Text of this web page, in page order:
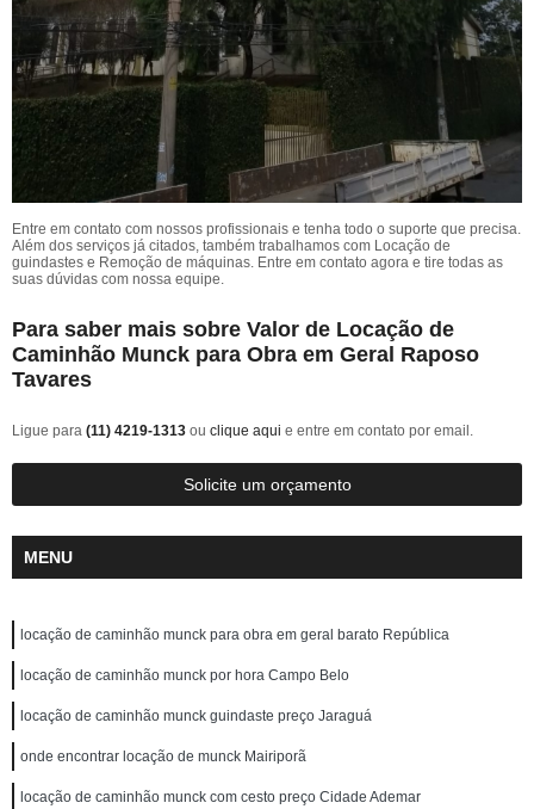
Entre em contato com nossos profissionais e tenha todo o suporte que precisa.
Além dos serviços já citados, também trabalhamos com Locação de
guindastes e Remoção de máquinas. Entre em contato agora e tire todas as
suas dúvidas com nossa equipe.
Para saber mais sobre Valor de Locação de
Caminhão Munck para Obra em Geral Raposo
Tavares
Ligue para (11) 4219-1313 ou clique aqui e entre em contato por email.
Solicite um orçamento
MENU
locação de caminhão munck para obra em geral barato República
locação de caminhão munck por hora Campo Belo
locação de caminhão munck guindaste preço Jaraguá
onde encontrar locação de munck Mairiporã
locação de caminhão munck com cesto preço Cidade Ademar